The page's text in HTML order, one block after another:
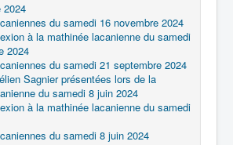
2024
du samedi 16 novembre 2024
à la mathinée lacanienne du samedi
2024
du samedi 21 septembre 2024
Sagnier présentées lors de la
du samedi 8 juin 2024
à la mathinée lacanienne du samedi
du samedi 8 juin 2024